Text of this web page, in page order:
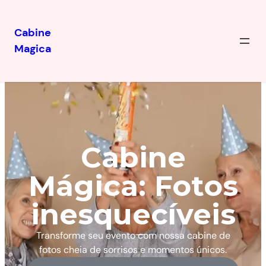
Cabine
Magica
Cabine
Mágica: Fotos
inesquecíveis
Transforme seu evento com nossa cabine de
fotos cheia de sorrisos e momentos únicos.